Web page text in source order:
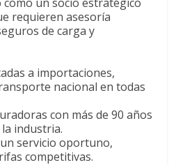
como un socio estratégico
requieren asesoría
de carga y
a importaciones,
nacional en todas
con más de 90 años
industria.
servicio oportuno,
competitivas.